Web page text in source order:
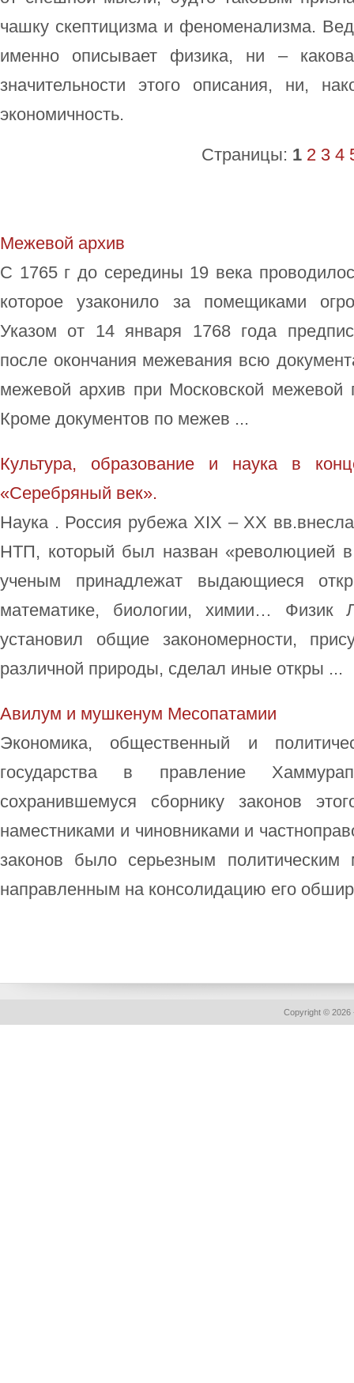
чашку скептицизма и феноменализма.
именно описывает физика, ни –
значительности этого описания, ни,
экономичность.
Страницы: 1 2 3 4
Межевой архив
С 1765 г до середины 19 века
которое узаконило за помещиками
Указом от 14 января 1768 года
после окончания межевания всю
межевой архив при Московской межевой
Кроме документов по межев ...
Культура, образование и наука в
«Серебряный век».
Наука . Россия рубежа XIX – XX
НТП, который был назван «революцией в
ученым принадлежат выдающиеся
математике, биологии, химии…
установил общие закономерности,
различной природы, сделал иные откры ...
Авилум и мушкенум Месопатамии
Экономика, общественный и
государства в правление
сохранившемуся сборнику законов
наместниками и чиновниками и
законов было серьезным политическим
направленным на консолидацию его
Copyright © 2026